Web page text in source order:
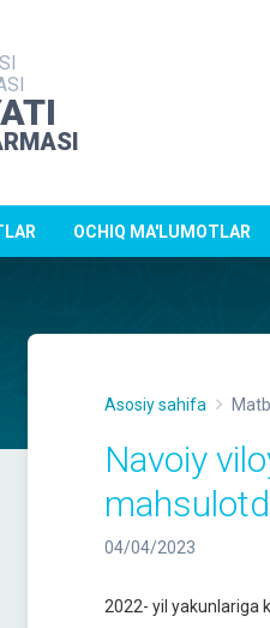
OCHIQ MA'LUMOTLAR
Asosiy sahifa
Navoiy
04/04/2023
2022- yil yakunlariga